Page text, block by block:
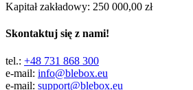
Kapitał zakładowy: 250 000,00 zł
Skontaktuj się z nami!
tel.: +48 731 868 300
e-mail: info@blebox.eu
e-mail: support@blebox.eu